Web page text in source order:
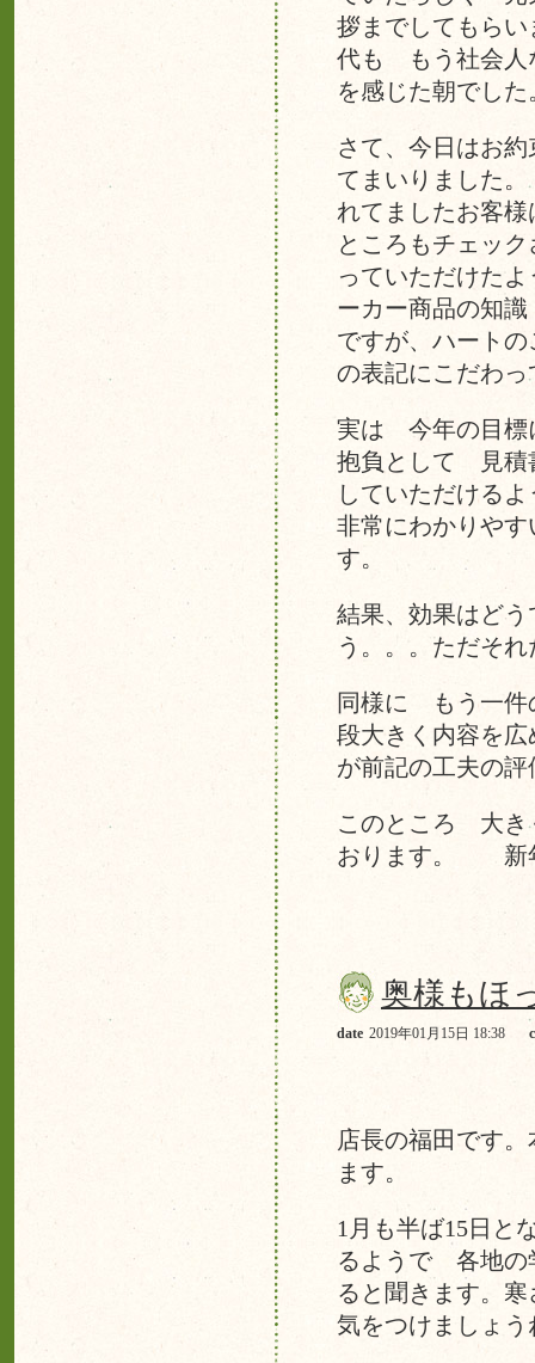
拶までしてもら
代も もう社会人
を感じた朝でした
さて、今日はお
てまいりました
れてましたお客
ところもチェッ
っていただけた
ーカー商品の知
ですが、ハート
の表記にこだわ
実は 今年の目標
抱負として 見積
していただける
非常にわかりや
す。
結果、効果はど
う。。。ただそ
同様に もう一
段大きく内容を
が前記の工夫の
このところ 大き
おります。 新年
奥様もほ
date 2019年01月15日 18:38
店長の福田です
ます。
1月も半ば15日と
るようで 各地の
ると聞きます。
気をつけましょう